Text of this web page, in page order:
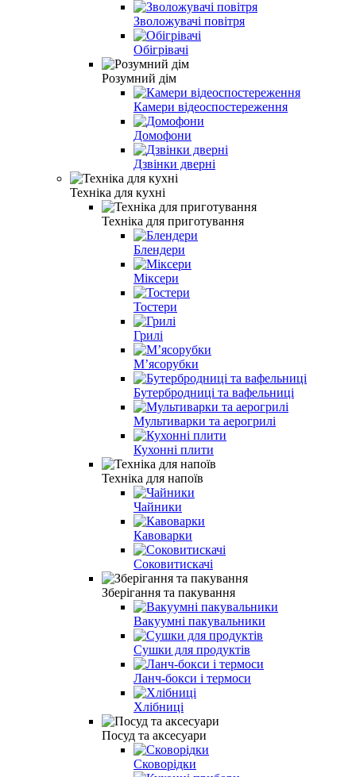
Зволожувачі повітря
Обігрівачі
Розумний дім
Камери відеоспостереження
Домофони
Дзвінки дверні
Техніка для кухні
Техніка для приготування
Блендери
Міксери
Тостери
Грилі
Мʼясорубки
Бутербродниці та вафельниці
Мультиварки та аерогрилі
Кухонні плити
Техніка для напоїв
Чайники
Кавоварки
Соковитискачі
Зберігання та пакування
Вакуумні пакувальники
Сушки для продуктів
Ланч-бокси і термоси
Хлібниці
Посуд та аксесуари
Сковорідки